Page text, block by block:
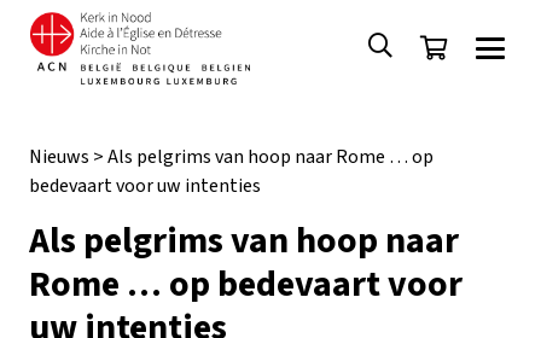
Nieuws >Als pelgrims van hoop naar Rome … op
bedevaart voor uw intenties
Als pelgrims van hoop naar
Rome … op bedevaart voor